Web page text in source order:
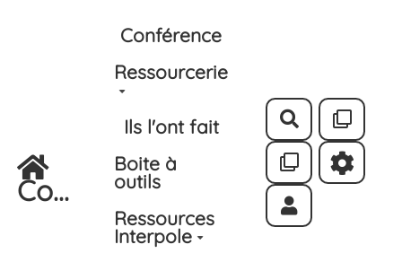
Aller au contenu principal
Co...
Conférence
Ressourcerie
Ils l'ont fait
Boite à
outils
Ressources
Interpole
Rechercher